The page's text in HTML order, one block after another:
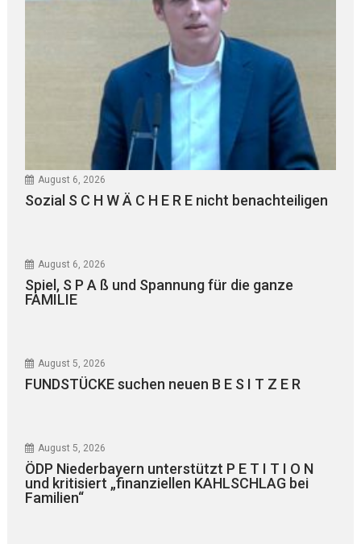
August 6, 2026
Sozial S C H W Ä C H E R E nicht benachteiligen
August 6, 2026
Spiel, S P A ß und Spannung für die ganze
FAMILIE
August 5, 2026
FUNDSTÜCKE suchen neuen B E S I T Z E R
August 5, 2026
ÖDP Niederbayern unterstützt P E T I T I O N
und kritisiert „finanziellen KAHLSCHLAG bei
Familien“